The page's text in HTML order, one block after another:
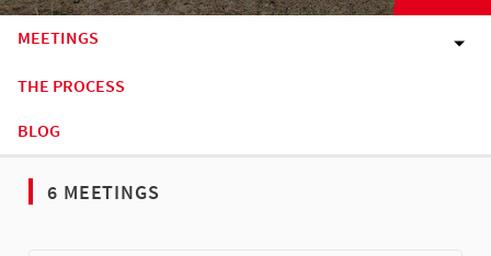
MEETINGS
THE PROCESS
BLOG
6 MEETINGS